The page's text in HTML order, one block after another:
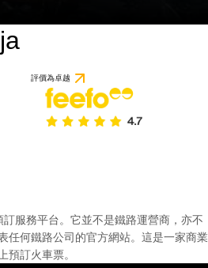
評價為卓越
服務平台。它並不是鐵路運營商，亦不
任何鐵路公司的官方網站。這是一家商業
預訂火車票。